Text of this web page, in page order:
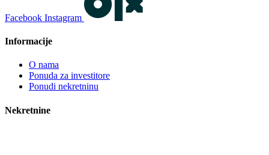
Facebook Instagram
Informacije
O nama
Ponuda za investitore
Ponudi nekretninu
Nekretnine